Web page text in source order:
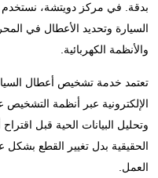
بدقة. في مركز دويتشة،
السيارة وتحديد الأعطال في
والأنظمة الكهربائية.
تعتمد خدمة تشخيص أعطال
الإلكترونية عبر أنظمة
وتحليل البيانات الحية قبل
الحقيقية بدل تغيير القطع
العمل.